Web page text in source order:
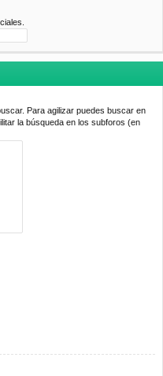
Para agilizar puedes buscar en
la búsqueda en los subforos (en